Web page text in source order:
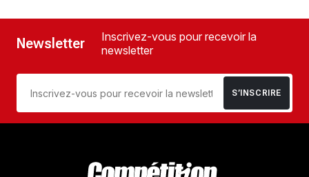
Newsletter
Inscrivez-vous pour recevoir la
newsletter
S’INSCRIRE